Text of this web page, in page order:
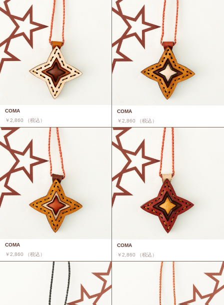
COMA
￥2,860 （税込）
COMA
￥2,860 （税込）
COMA
￥2,860 （税込）
COMA
￥2,860 （税込）